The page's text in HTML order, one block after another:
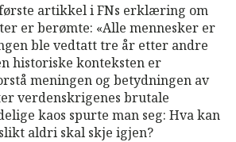
artikkel i FNs erklæring om
er berømte: «Alle mennesker er
ble vedtatt tre år etter andre
historiske konteksten er
meningen og betydningen av
verdenskrigenes brutale
kaos spurte man seg: Hva kan
aldri skal skje igjen?